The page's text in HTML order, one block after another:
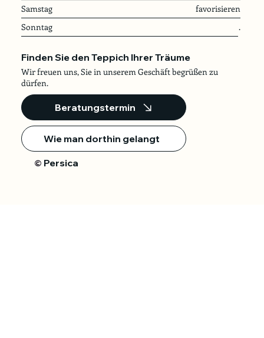
Samstag
favorisieren
Sonntag
.
Finden Sie den Teppich Ihrer Träume
Wir freuen uns, Sie in unserem Geschäft begrüßen zu
dürfen.
Beratungstermin
Wie man dorthin gelangt
© Persica